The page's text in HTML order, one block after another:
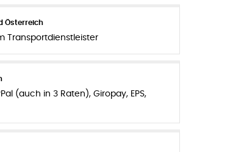
Österreich
Transportdienstleister
(auch in 3 Raten), Giropay, EPS,